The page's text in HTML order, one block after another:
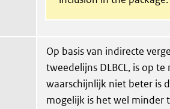
Op basis van indirecte
tweedelijns DLBCL, is op
waarschijnlijk niet beter is
mogelijk is het wel minder